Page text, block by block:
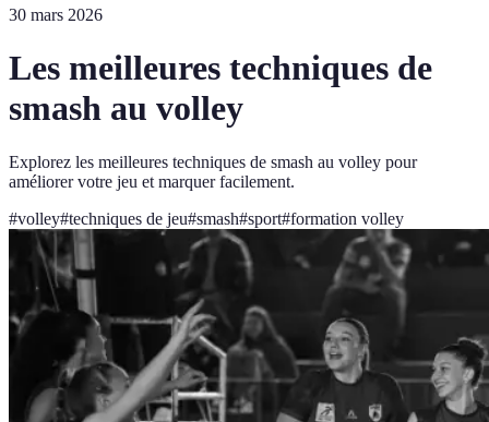
30 mars 2026
Les meilleures techniques de
smash au volley
Explorez les meilleures techniques de smash au volley pour
améliorer votre jeu et marquer facilement.
#volley#techniques de jeu#smash#sport#formation volley